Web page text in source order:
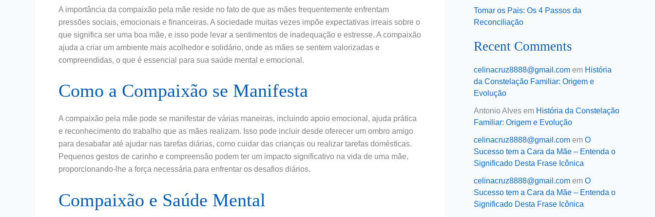
A importância da compaixão pela mãe reside no fato de que as mães frequentemente enfrentam
pressões sociais, emocionais e financeiras. A sociedade muitas vezes impõe expectativas irreais sobre o
que significa ser uma boa mãe, e isso pode levar a sentimentos de inadequação e estresse. A compaixão
ajuda a criar um ambiente mais acolhedor e solidário, onde as mães se sentem valorizadas e
compreendidas, o que é essencial para sua saúde mental e emocional.
Como a Compaixão se Manifesta
A compaixão pela mãe pode se manifestar de várias maneiras, incluindo apoio emocional, ajuda prática
e reconhecimento do trabalho que as mães realizam. Isso pode incluir desde oferecer um ombro amigo
para desabafar até ajudar nas tarefas diárias, como cuidar das crianças ou realizar tarefas domésticas.
Pequenos gestos de carinho e compreensão podem ter um impacto significativo na vida de uma mãe,
proporcionando-lhe a força necessária para enfrentar os desafios diários.
Compaixão e Saúde Mental
Tomar os Pais: Os 4 Passos da
Reconciliação
Recent Comments
celinacruz8888@gmail.com em História
da Constelação Familiar: Origem e
Evolução
Antonio Alves em História da Constelação
Familiar: Origem e Evolução
celinacruz8888@gmail.com em O
Sucesso tem a Cara da Mãe – Entenda o
Significado Desta Frase Icônica
celinacruz8888@gmail.com em O
Sucesso tem a Cara da Mãe – Entenda o
Significado Desta Frase Icônica